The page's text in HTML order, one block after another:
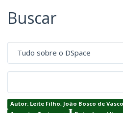
Buscar
Autor: Leite Filho, João Bosco de